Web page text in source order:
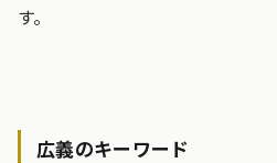
す。
広義のキーワード